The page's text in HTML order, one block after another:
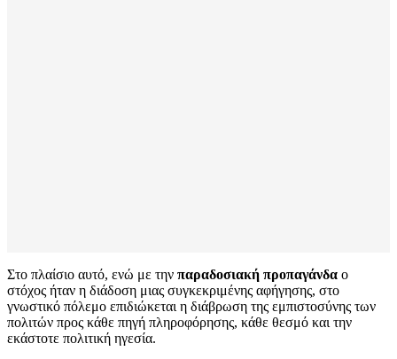
Στο πλαίσιο αυτό, ενώ με την παραδοσιακή προπαγάνδα ο
στόχος ήταν η διάδοση μιας συγκεκριμένης αφήγησης, στο
γνωστικό πόλεμο επιδιώκεται η διάβρωση της εμπιστοσύνης των
πολιτών προς κάθε πηγή πληροφόρησης, κάθε θεσμό και την
εκάστοτε πολιτική ηγεσία.